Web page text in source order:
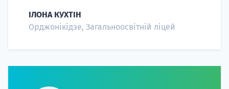
ІЛОНА КУХТІН
Орджонікідзе, Загальноосвітній ліцей